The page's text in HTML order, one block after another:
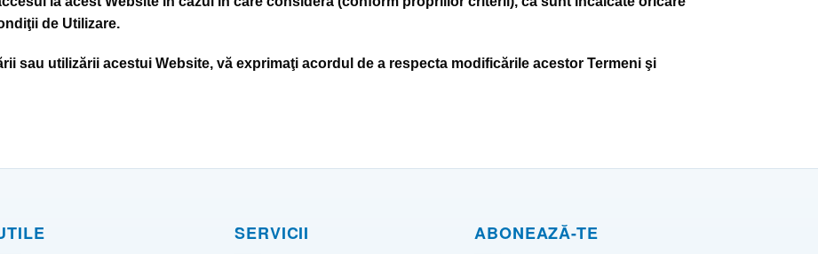
de Utilizare.
sau utilizării acestui Website, vă exprimaţi acordul de a respecta modificările acestor Termeni şi
SERVICII ABONEAZĂ-TE